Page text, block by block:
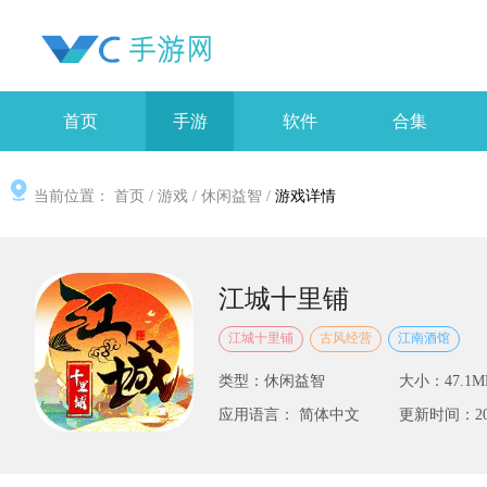
首页 手游 软件 合集
当前位置： 首页 / 游戏 / 休闲益智 / 游戏详情
江城十里铺
江城十里铺 古风经营 江南酒馆
类型：休闲益智 大小：
应用语言： 简体中文 更新时间：